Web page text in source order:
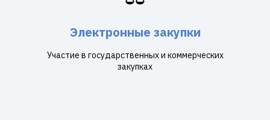
Электронные закупки
Участие в государственных и коммерческих
закупках